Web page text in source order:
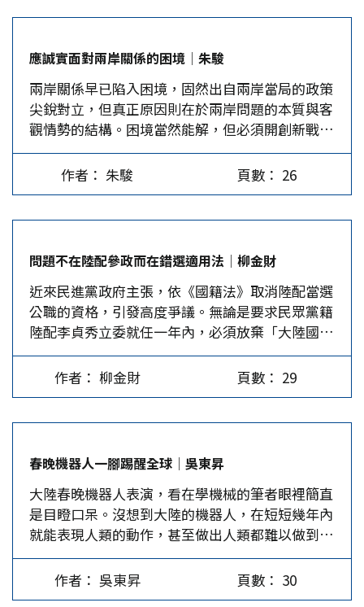
侵蝕，正是「去美元化」不可逆轉的深層動因。…
上漲僅4.06%，不及經濟成長8.63%的半數。這表
明經濟大餅以薪資方式分配到家庭的比例縮小，而
由少數家庭分配到一大塊。沒有分配到成長紅利的
大部分家庭對收入短缺的憂心、阮囊羞澀的挫折，
就會表現在消費行為上。他們不敢消費或無力消
費，因而全體消費成長率只有1.57…
民申報和繳納稅款。奧地利在2024年利用AI報稅，
該年的稅收額增加了3.54億歐元，此歸因於該國預
測分析能力中心（PACC）利用AI來識別逃稅和違
規行為，結果AI分析了660萬稅務案件和2340萬合
規案件，揭露了包括虛假的員工評估財報和企業未
申報的車輛銷售。 法國利用AI偵測未申報租金…
應誠實面對兩岸關係的困境│朱駿
兩岸關係早已陷入困境，固然出自兩岸當局的政策
尖銳對立，但真正原因則在於兩岸問題的本質與客
觀情勢的結構。困境當然能解，但必須開創新戰略
途徑才有可能。 誠十年來兩岸關係一直在持續惡
化中，國際環境對兩岸關係的發展也較從前不利許
多。兩岸局勢已陷入困境，只是許多相關人士不願
政治分歧引爆內戰，之後走上兩個不同方向的政治
體制綿延迄今。目前雙方的體制對峙，只會增加兩
邊武力的角色與作用，一邊要以武力保證統一成
功，一邊要以武力防衛被消滅。順此以往，無法和
平解決問題，給了外國勢力同時操弄兩岸，剝削宰
制台灣與阻礙統一的極佳空間。 兩岸問題的本質
是政權之爭。不論中共用多美好中聽的語言包裝
「兩岸的統一不是一方吃掉另一方」，本質上就是
中國，怎麼不是「一邊吃掉一邊」？…
作者： 朱駿 頁數： 26
問題不在陸配參政而在錯選適用法│柳金財
近來民進黨政府主張，依《國籍法》取消陸配當選
公職的資格，引發高度爭議。無論是要求民眾黨籍
陸配李貞秀立委就任一年內，必須放棄「大陸國
籍」；或撤銷花蓮縣光復鄉基層村里長鄧萬華的公
職身分，官方皆以「國安底線」作為正當化理由。
然而，真正的問題從來不在「陸配能否參政」，而
身即已錯置，再多的國安話語也只是為制度失能塗
上政治保護色。 依據現行憲法及其增修條文，對
岸的中華人民共和國從來不是「別國」或「他
國」。憲法增修條文前言明載「因應國家統一前之
需要」，清楚定義兩岸處於未完成統一的特殊狀
態，也預設了國家應當統一。《兩岸人民關係條
例》則進一步界定「台灣地區」與「大陸地區」，
兩岸是「一國兩區」，而大陸地區人民並非外國
作者： 柳金財 頁數： 29
春晚機器人一腳踢醒全球│吳東昇
大陸春晚機器人表演，看在學機械的筆者眼裡簡直
是目瞪口呆。沒想到大陸的機器人，在短短幾年內
就能表現人類的動作，甚至做出人類都難以做到的
高難度動作。 筆者少年時期學過簡單的武術，春
晚機器人的諸多動作並非一般人想像那樣簡單，尤
其是迴旋踢、後空翻、舞劍及雙截棍，能做到如此
作者： 吳東昇 頁數： 30